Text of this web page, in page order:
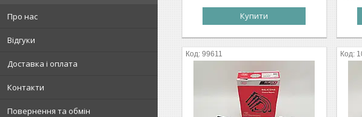
Про нас
Відгуки
Доставка і оплата
Контакти
Повернення та обмін
Купити
99611